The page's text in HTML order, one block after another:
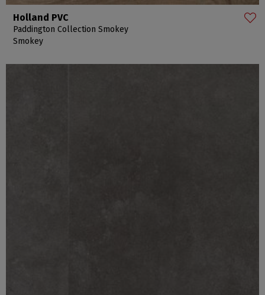
Holland PVC
Paddington Collection Smokey
Smokey